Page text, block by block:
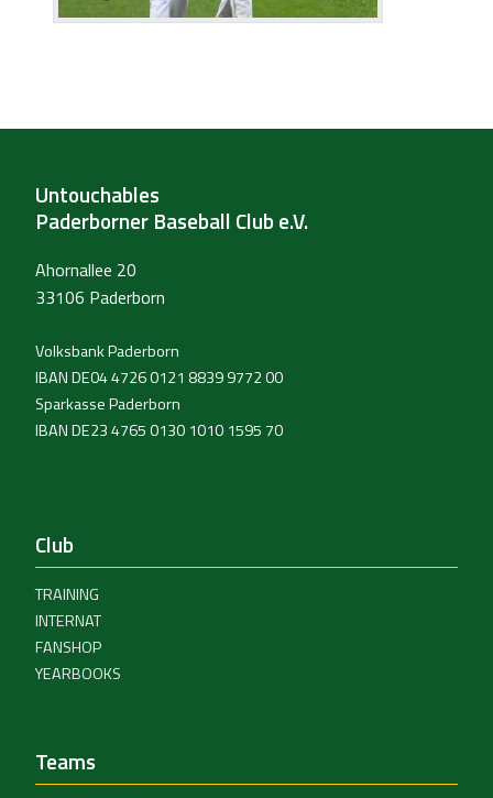
Untouchables
Paderborner Baseball Club e.V.
Ahornallee 20
33106 Paderborn
Volksbank Paderborn
IBAN DE04 4726 0121 8839 9772 00
Sparkasse Paderborn
IBAN DE23 4765 0130 1010 1595 70
Club
TRAINING
INTERNAT
FANSHOP
YEARBOOKS
Teams